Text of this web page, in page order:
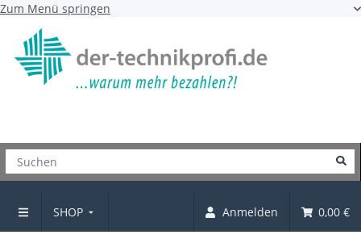
Zum Menü springen
SHOP Anmelden 0,00 €
SHOP